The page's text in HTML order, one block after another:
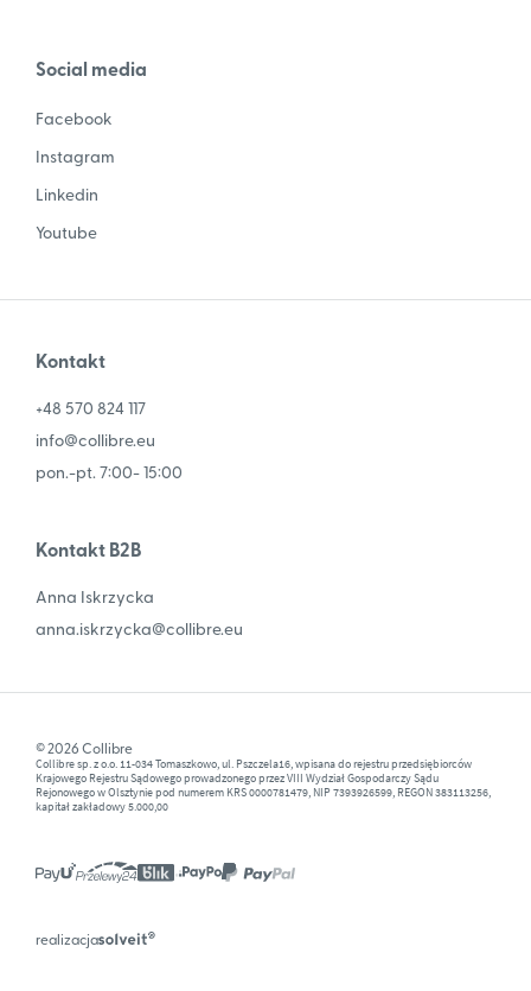
Social media
Facebook
Instagram
Linkedin
Youtube
Kontakt
+48 570 824 117
info@collibre.eu
pon.-pt. 7:00- 15:00
Kontakt B2B
Anna Iskrzycka
anna.iskrzycka@collibre.eu
© 2026 Collibre
Collibre sp. z o.o. 11-034 Tomaszkowo, ul. Pszczela16, wpisana do rejestru przedsiębiorców
Krajowego Rejestru Sądowego prowadzonego przez VIII Wydział Gospodarczy Sądu
Rejonowego w Olsztynie pod numerem KRS 0000781479, NIP 7393926599, REGON 383113256,
kapitał zakładowy 5.000,00
realizacja